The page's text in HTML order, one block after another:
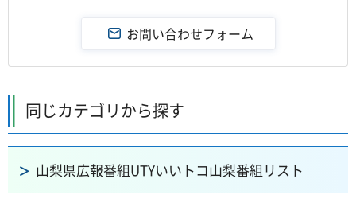
同じカテゴリから探す
山梨県広報番組UTYいいトコ山梨番組リスト